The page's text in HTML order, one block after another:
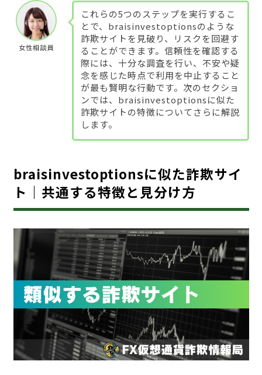
女性相談員
これらの5つのステップを実行するこ
とで、braisinvestoptionsのような
詐欺サイトを見破り、リスクを回避す
ることができます。信頼性を確認する
際には、十分な調査を行い、不安や疑
念を感じた時点で利用を中止すること
が最も賢明な行動です。次のセクショ
ンでは、braisinvestoptionsに似た
詐欺サイトの特徴についてさらに解説
します。
braisinvestoptionsに似た詐欺サイ
ト｜共通する特徴と見分け方